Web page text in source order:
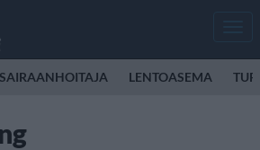
SAIRAANHOITAJA LENTOASEMA